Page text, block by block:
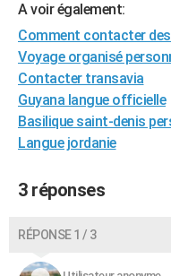
Alimentation
Guide de la santé
Maladies
Médicaments
Sommeil
VOYAGE
PHOTO
GUIDES D'ACHAT
BONS PLANS
Carte de Noël
Carte Bonne année
Carte Saint-Valentin
Carte Pâques
Carte d'anniversaire
DICTIONNAIRE
Dictionnaire
Biographies
Citations
Expressions
Proverbes
PROGRAMME TV
COPAINS D'AVANT
A voir également:
Comment contacter
Voyage organisé
Contacter transavia
Guyana langue officielle
Basilique saint-denis
Langue jordanie
3 réponses
RÉPONSE 1 / 3